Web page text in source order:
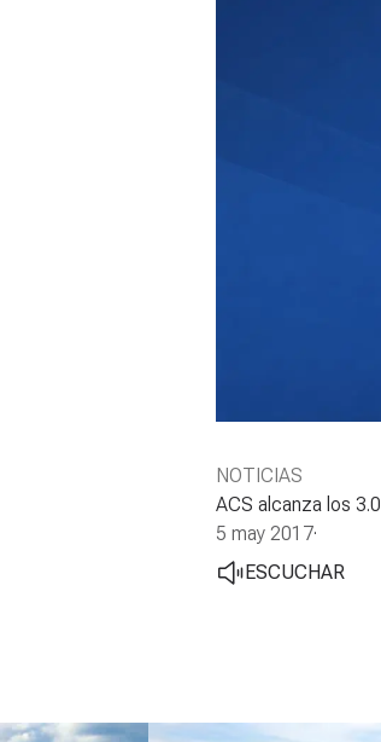
NOTICIAS
ACS alcanza los
5 may 2017·
ESCUCHAR